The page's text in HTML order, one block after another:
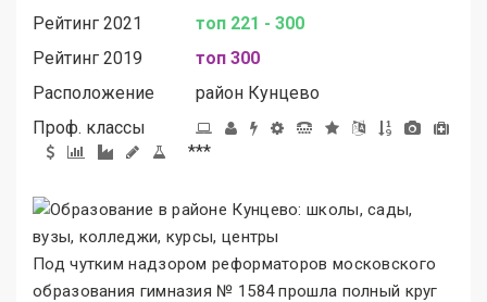
Рейтинг 2021
топ 221 - 300
Рейтинг 2019
топ 300
Расположение
район Кунцево
Проф. классы
***
Под чутким надзором реформаторов московского
образования гимназия № 1584 прошла полный круг